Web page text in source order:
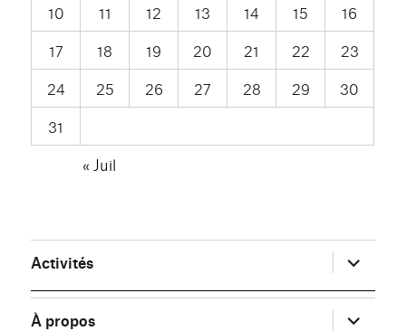
10
11 12 13 14 15
16
17
18 19 20 21 22
23
24
25 26 27 28 29
30
31
« Juil
Activités ouvrir
le
sous-
menu
À propos
ouvrir